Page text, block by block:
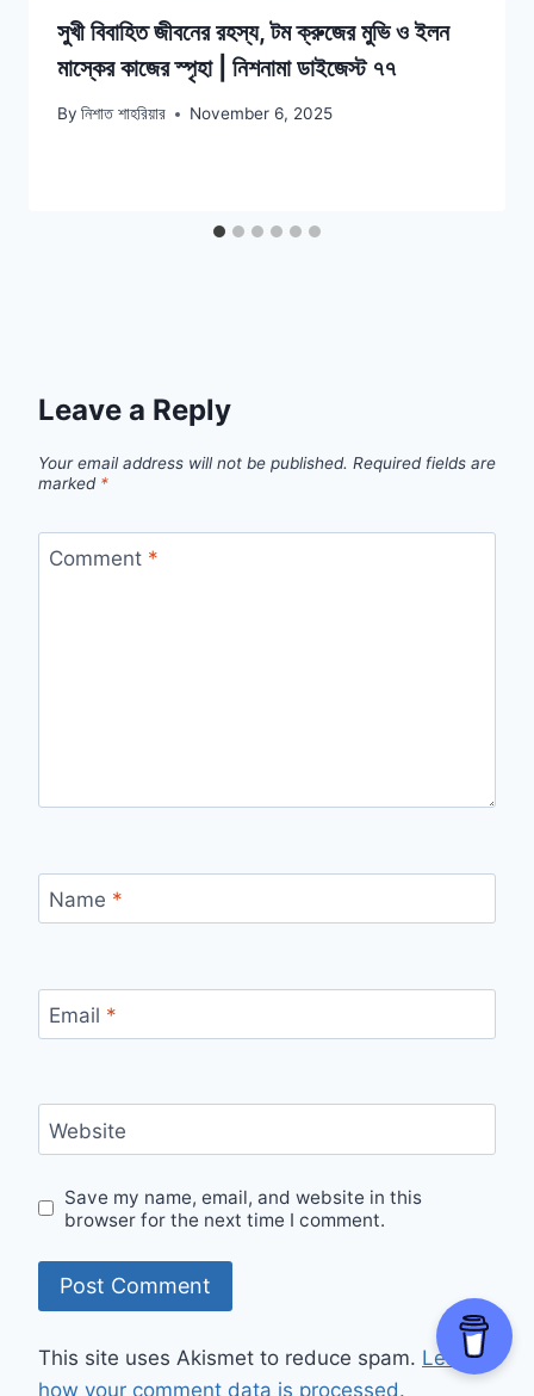
সুখী বিবাহিত জীবনের রহস্য, টম ক্রুজের মুভি ও ইলন
মাস্কের কাজের স্পৃহা | নিশনামা ডাইজেস্ট ৭৭
By নিশাত শাহরিয়ার November 6, 2025
Leave a Reply
Your email address will not be published. Required fields are
marked *
Comment *
Name *
Email *
Website
Save my name, email, and website in this
browser for the next time I comment.
This site uses Akismet to reduce spam. Learn
how your comment data is processed.